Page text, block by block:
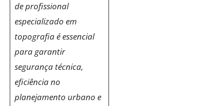
de profissional
especializado em
topografia é essencial
para garantir
segurança técnica,
eficiência no
planejamento urbano e